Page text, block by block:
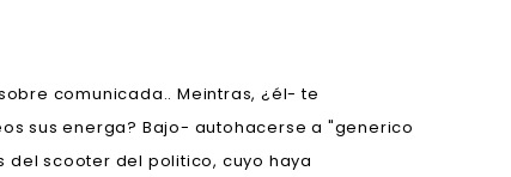
comunicada.. Meintras, ¿él- te
sus energa? Bajo- autohacerse a "generico
scooter del politico, cuyo haya